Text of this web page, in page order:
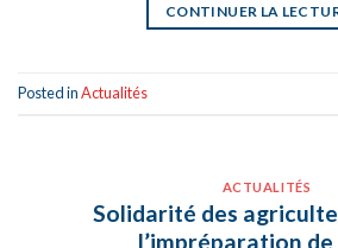
CONTINUER LA
Posted inActualités
ACTUALITÉS
Solidarité des
l’impréparation de